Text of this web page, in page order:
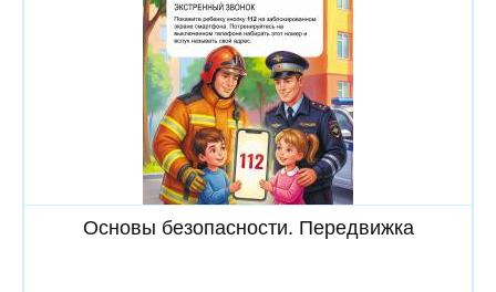
Скачать
Основы безопасности. Передвижка